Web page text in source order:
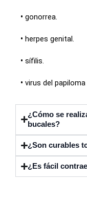
• gonorrea.
• herpes genital.
• sífilis.
• virus del
¿Cómo se
bucales?
¿Son curables
¿Es fácil